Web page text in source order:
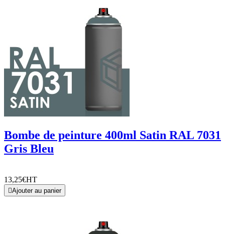
Bombe de peinture 400ml Satin RAL 7031
Gris Bleu
13,25€HT
Ajouter au panier